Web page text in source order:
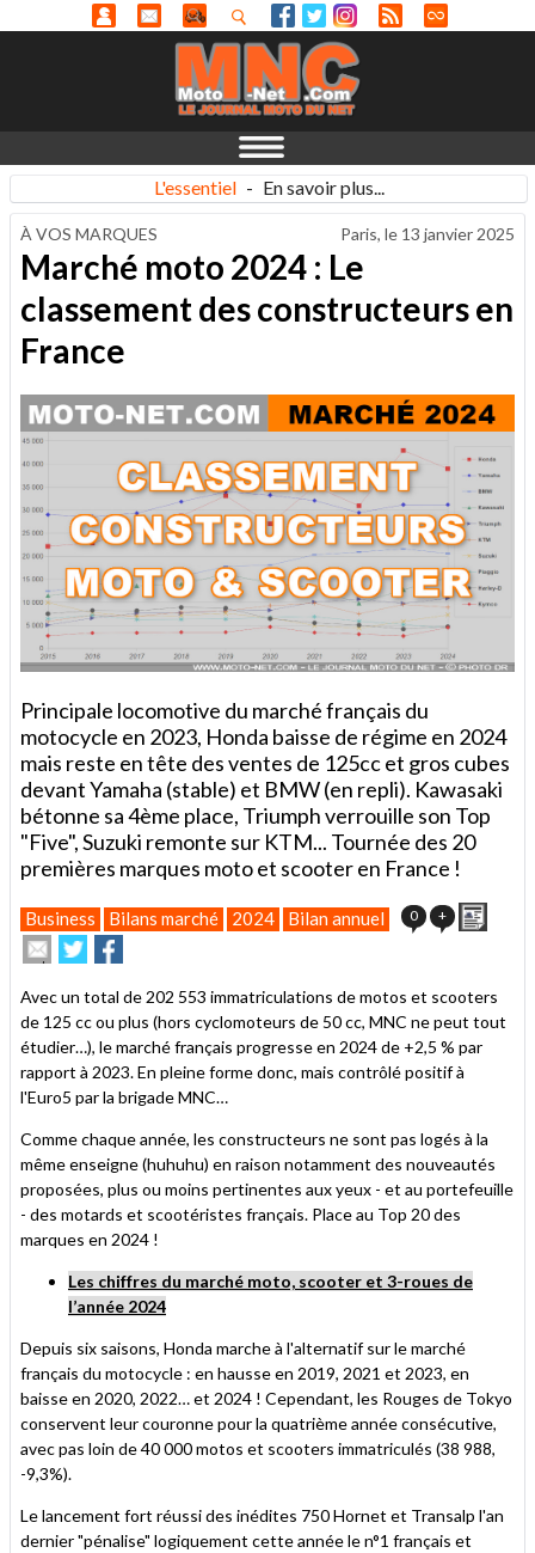
L'essentiel - En savoir plus...
À VOS MARQUES Paris, le 13 janvier 2025
Marché moto 2024 : Le
classement des constructeurs en
France
Principale locomotive du marché français du
motocycle en 2023, Honda baisse de régime en 2024
mais reste en tête des ventes de 125cc et gros cubes
devant Yamaha (stable) et BMW (en repli). Kawasaki
bétonne sa 4ème place, Triumph verrouille son Top
"Five", Suzuki remonte sur KTM... Tournée des 20
premières marques moto et scooter en France !
Business Bilans marché 2024 Bilan annuel 0 +
Envoyer
cet
à
un
ami
Partager
sur
sur
Avec un total de 202 553 immatriculations de motos et scooters
de 125 cc ou plus (hors cyclomoteurs de 50 cc, MNC ne peut tout
étudier…), le marché français progresse en 2024 de +2,5 % par
rapport à 2023. En pleine forme donc, mais contrôlé positif à
l'Euro5 par la brigade MNC…
Comme chaque année, les constructeurs ne sont pas logés à la
même enseigne (huhuhu) en raison notamment des nouveautés
proposées, plus ou moins pertinentes aux yeux - et au portefeuille
- des motards et scootéristes français. Place au Top 20 des
marques en 2024 !
Les chiffres du marché moto, scooter et 3-roues de
l’année 2024
Depuis six saisons, Honda marche à l'alternatif sur le marché
français du motocycle : en hausse en 2019, 2021 et 2023, en
baisse en 2020, 2022… et 2024 ! Cependant, les Rouges de Tokyo
conservent leur couronne pour la quatrième année consécutive,
avec pas loin de 40 000 motos et scooters immatriculés (38 988,
-9,3%).
Le lancement fort réussi des inédites 750 Hornet et Transalp l'an
dernier "pénalise" logiquement cette année le n°1 français et